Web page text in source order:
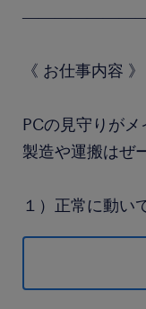
《 お仕事内容 》
PCの見守りがメ
製造や運搬はぜ
１）正常に動い
２）エラーが出
３）数字入力な